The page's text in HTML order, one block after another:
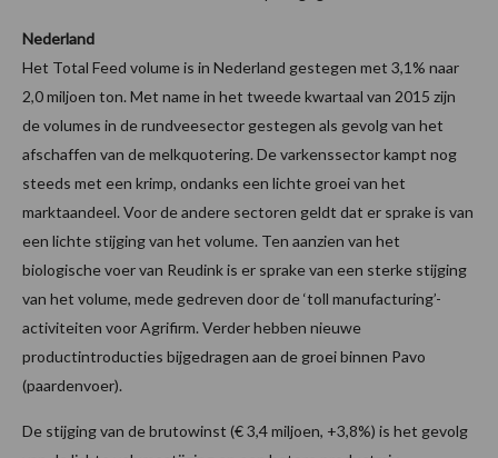
Nederland
Het Total Feed volume is in Nederland gestegen met 3,1% naar
2,0 miljoen ton. Met name in het tweede kwartaal van 2015 zijn
de volumes in de rundveesector gestegen als gevolg van het
afschaffen van de melkquotering. De varkenssector kampt nog
steeds met een krimp, ondanks een lichte groei van het
marktaandeel. Voor de andere sectoren geldt dat er sprake is van
een lichte stijging van het volume. Ten aanzien van het
biologische voer van Reudink is er sprake van een sterke stijging
van het volume, mede gedreven door de ‘toll manufacturing’-
activiteiten voor Agrifirm. Verder hebben nieuwe
productintroducties bijgedragen aan de groei binnen Pavo
(paardenvoer).
De stijging van de brutowinst (€ 3,4 miljoen, +3,8%) is het gevolg